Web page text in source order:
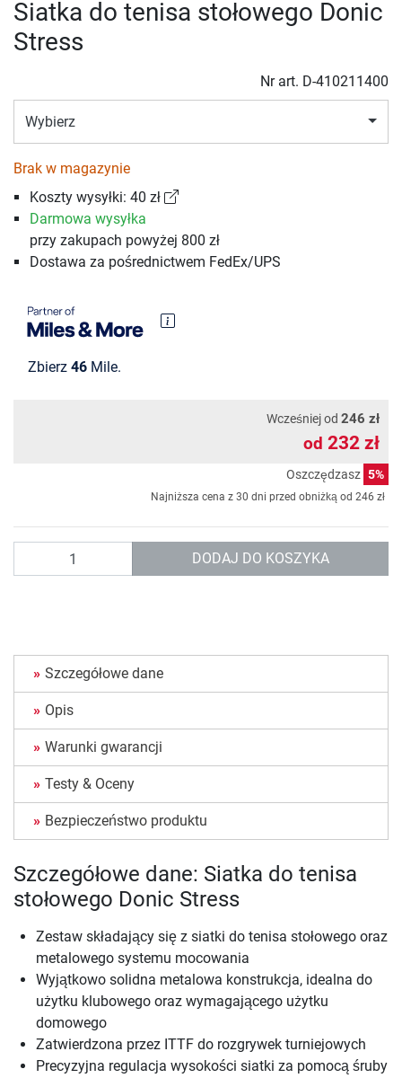
Siatka do tenisa stołowego Donic
Stress
Nr art. D-410211400
Wybierz
Brak w magazynie
Koszty wysyłki: 40 zł
Darmowa wysyłka
przy zakupach powyżej 800 zł
Dostawa za pośrednictwem FedEx/UPS
Zbierz 46 Mile.
Wcześniej od 246 zł
od 232 zł
Oszczędzasz 5%
Najniższa cena z 30 dni przed obniżką od 246 zł
DODAJ DO KOSZYKA
Szczegółowe dane
Opis
Warunki gwarancji
Testy & Oceny
Bezpieczeństwo produktu
Szczegółowe dane: Siatka do tenisa
stołowego Donic Stress
Zestaw składający się z siatki do tenisa stołowego oraz
metalowego systemu mocowania
Wyjątkowo solidna metalowa konstrukcja, idealna do
użytku klubowego oraz wymagającego użytku
domowego
Zatwierdzona przez ITTF do rozgrywek turniejowych
Precyzyjna regulacja wysokości siatki za pomocą śruby